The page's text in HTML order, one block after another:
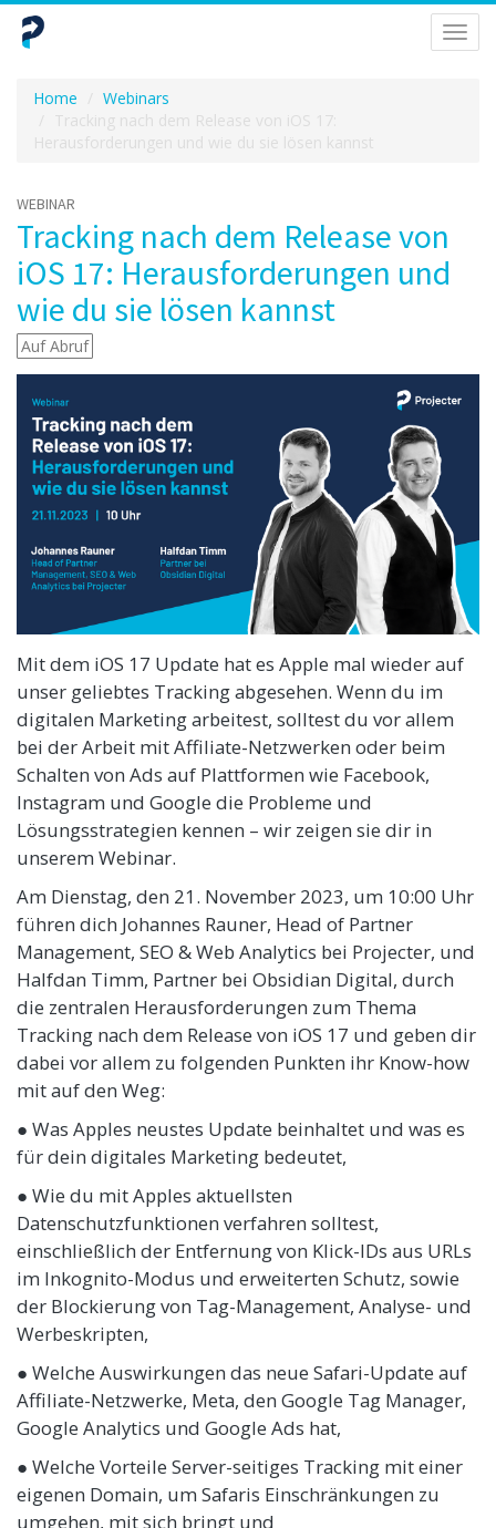
Home
Webinars
Tracking nach dem Release von iOS 17:
Herausforderungen und wie du sie lösen kannst
WEBINAR
Tracking nach dem Release von
iOS 17: Herausforderungen und
wie du sie lösen kannst
Auf Abruf
Mit dem iOS 17 Update hat es Apple mal wieder auf
unser geliebtes Tracking abgesehen. Wenn du im
digitalen Marketing arbeitest, solltest du vor allem
bei der Arbeit mit Affiliate-Netzwerken oder beim
Schalten von Ads auf Plattformen wie Facebook,
Instagram und Google die Probleme und
Lösungsstrategien kennen – wir zeigen sie dir in
unserem Webinar.
Am Dienstag, den 21. November 2023, um 10:00 Uhr
führen dich Johannes Rauner, Head of Partner
Management, SEO & Web Analytics bei Projecter, und
Halfdan Timm, Partner bei Obsidian Digital, durch
die zentralen Herausforderungen zum Thema
Tracking nach dem Release von iOS 17 und geben dir
dabei vor allem zu folgenden Punkten ihr Know-how
mit auf den Weg:
● Was Apples neustes Update beinhaltet und was es
für dein digitales Marketing bedeutet,
● Wie du mit Apples aktuellsten
Datenschutzfunktionen verfahren solltest,
einschließlich der Entfernung von Klick-IDs aus URLs
im Inkognito-Modus und erweiterten Schutz, sowie
der Blockierung von Tag-Management, Analyse- und
Werbeskripten,
● Welche Auswirkungen das neue Safari-Update auf
Affiliate-Netzwerke, Meta, den Google Tag Manager,
Google Analytics und Google Ads hat,
● Welche Vorteile Server-seitiges Tracking mit einer
eigenen Domain, um Safaris Einschränkungen zu
umgehen, mit sich bringt und